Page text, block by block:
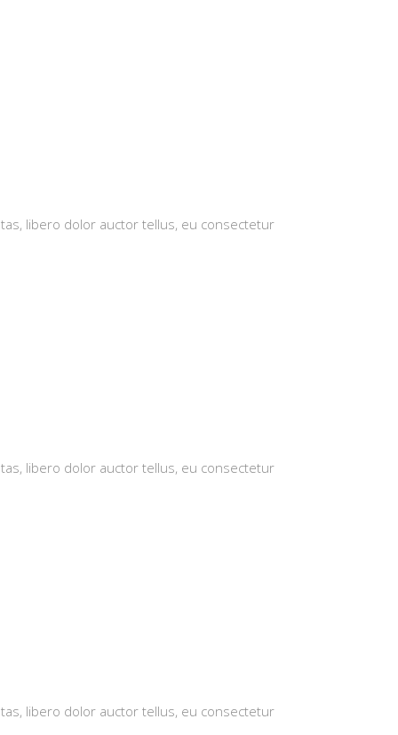
libero dolor auctor tellus, eu consectetur
libero dolor auctor tellus, eu consectetur
libero dolor auctor tellus, eu consectetur